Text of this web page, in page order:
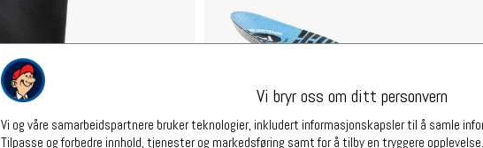
Vi bryr oss om ditt personvern
Vi og våre samarbeidspartnere bruker teknologier, inkludert informasjonskapsler til å samle
Tilpasse og forbedre innhold, tjenester og markedsføring samt for å tilby en tryggere